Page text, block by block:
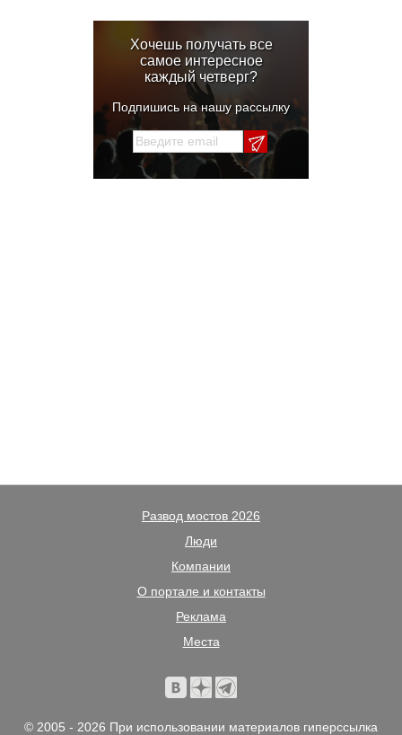
Хочешь получать все
самое интересное
каждый четверг?
Подпишись на нашу рассылку
Развод мостов 2026
Люди
Компании
О портале и контакты
Реклама
Места
© 2005 - 2026 При использовании материалов гиперссылка